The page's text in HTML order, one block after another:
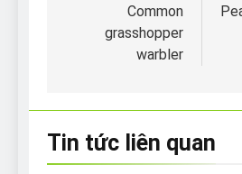
Common
grasshopper
warbler
Tin tức liên quan